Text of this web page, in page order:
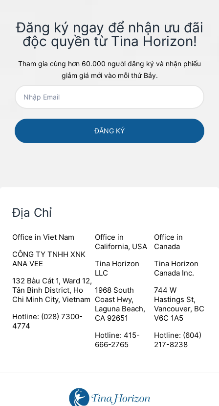
Đăng ký ngay để nhận ưu đãi
độc quyền từ Tina Horizon!​
Tham gia cùng hơn 60.000 người đăng ký và nhận phiếu
giảm giá mới vào mỗi thứ Bảy.
Địa Chỉ
Office in Viet Nam
CÔNG TY TNHH XNK
ANA VEE
132 Bàu Cát 1, Ward 12,
Tân Bình District, Ho
Chi Minh City, Vietnam
Hotline: (028) 7300-
4774
Office in
California, USA
Tina Horizon
LLC
1968 South
Coast Hwy,
Laguna Beach,
CA 92651
Hotline: 415-
666-2765
Office in
Canada
Tina Horizon
Canada Inc.
744 W
Hastings St,
Vancouver, BC
V6C 1A5
Hotline: (604)
217-8238